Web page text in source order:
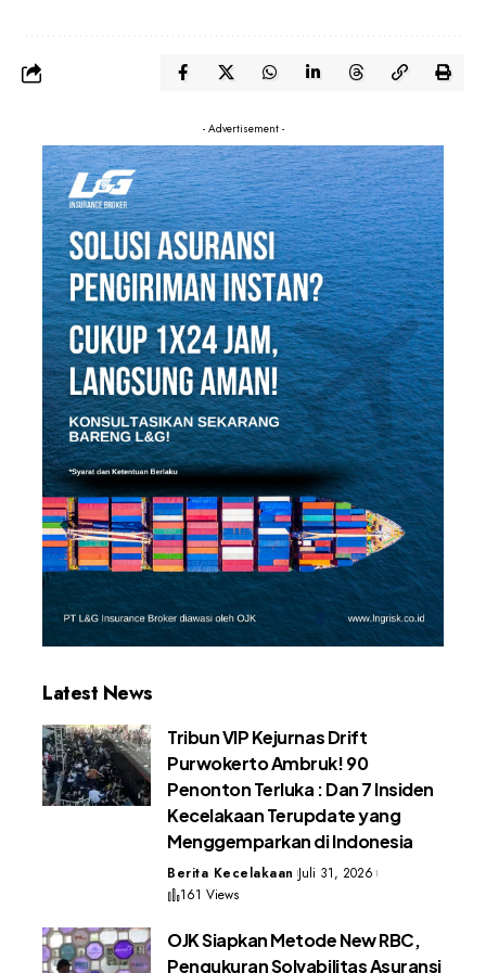
- Advertisement -
Latest News
Tribun VIP Kejurnas Drift
Purwokerto Ambruk! 90
Penonton Terluka : Dan 7 Insiden
Kecelakaan Terupdate yang
Menggemparkan di Indonesia
Berita Kecelakaan Juli 31, 2026
161 Views
OJK Siapkan Metode New RBC,
Pengukuran Solvabilitas Asuransi